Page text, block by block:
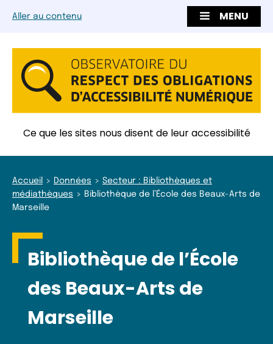
Aller au contenu MENU
Ce que les sites nous disent de leur accessibilité
Accueil Données
Secteur : Bibliothèques et
médiathèques
Bibliothèque de l’École des Beaux-Arts de
Marseille
Bibliothèque de l’École
des Beaux-Arts de
Marseille